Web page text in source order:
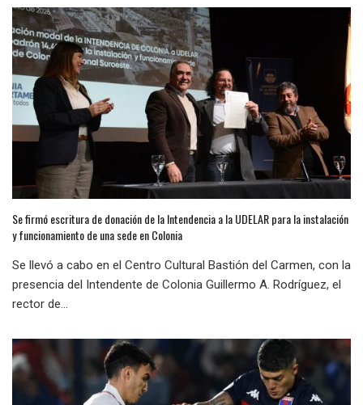
Se firmó escritura de donación de la Intendencia a la UDELAR para la instalación
y funcionamiento de una sede en Colonia
Se llevó a cabo en el Centro Cultural Bastión del Carmen, con la
presencia del Intendente de Colonia Guillermo A. Rodríguez, el
rector de...